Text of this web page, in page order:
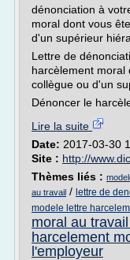
dénonciation à
moral dont vous
d'un supérieur
Lettre de
harcèlement moral
collègue ou d'un
Dénoncer le
Lire la suite
Date: 2017-03-30
Site : http://
Thèmes liés :
au travail / lettre de
modele lettre
moral au
harcelement
l'employeur